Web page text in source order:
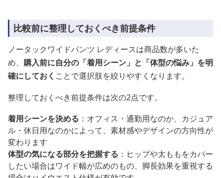
比較前に整理しておくべき前提条件
ノータックワイドパンツ レディースは商品数が多いた
め、 購入前に自分の「着用シーン」と「体型の悩み」を明
確にしておく ことで選択肢を絞りやすくなります。
整理しておくべき前提条件は次の2点です。
着用シーンを決める ：オフィス・通勤用なのか、カジュア
ル・休日用なのかによって、素材感やデザインの方向性が
変わります
体型の気になる部分を把握する ：ヒップや太ももをカバー
したい場合はワイド幅が広めのもの、脚長効果を重視する